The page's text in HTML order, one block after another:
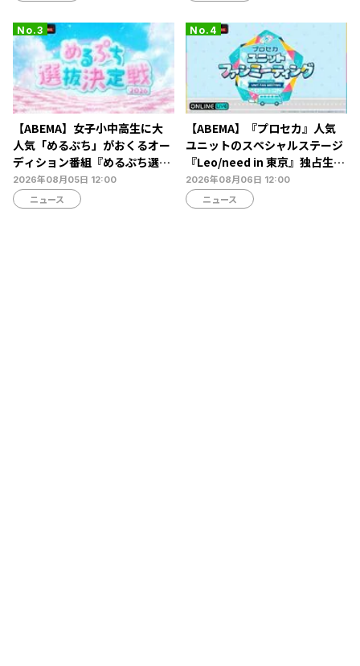
【ABEMA】女子小中高生に大
人気「めるぷち」がおくるオー
ディション番組『めるぷち選抜
決定戦2026』の生配信が決定
2026年08月05日 12:00
ニュース
【ABEMA】『プロセカ』人気
ユニットのスペシャルステージ
『Leo/need in 東京』独占生放
送決定…ショートライブや生ア
フレコも
2026年08月06日 12:00
ニュース